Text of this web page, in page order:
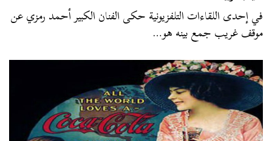
في إحدى اللقاءات التلفزيونية حكى الفنان الكبير أحمد رمزي عن
موقف غريب جمع بينه هو…